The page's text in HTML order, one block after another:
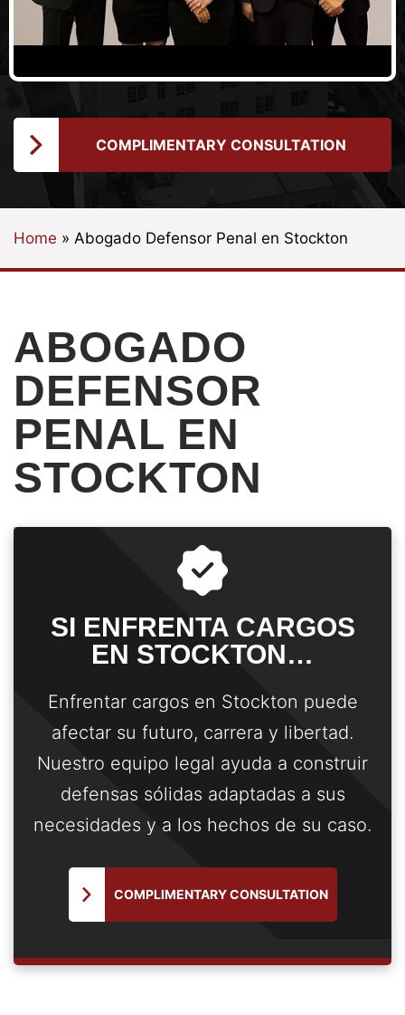
COMPLIMENTARY CONSULTATION
Home » Abogado Defensor Penal en Stockton
ABOGADO
DEFENSOR
PENAL EN
STOCKTON
SI ENFRENTA CARGOS
EN STOCKTON…
Enfrentar cargos en Stockton puede
afectar su futuro, carrera y libertad.
Nuestro equipo legal ayuda a construir
defensas sólidas adaptadas a sus
necesidades y a los hechos de su caso.
COMPLIMENTARY CONSULTATION